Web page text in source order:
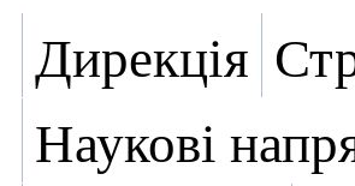
Дирекція
Наукові